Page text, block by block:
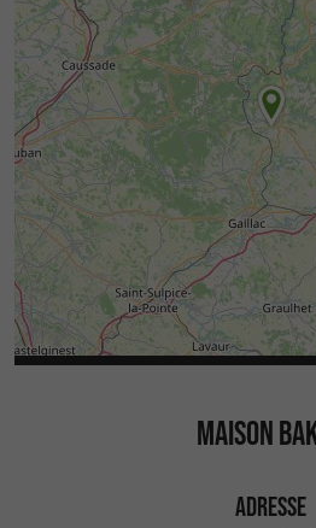
MAISON
ADRESSE